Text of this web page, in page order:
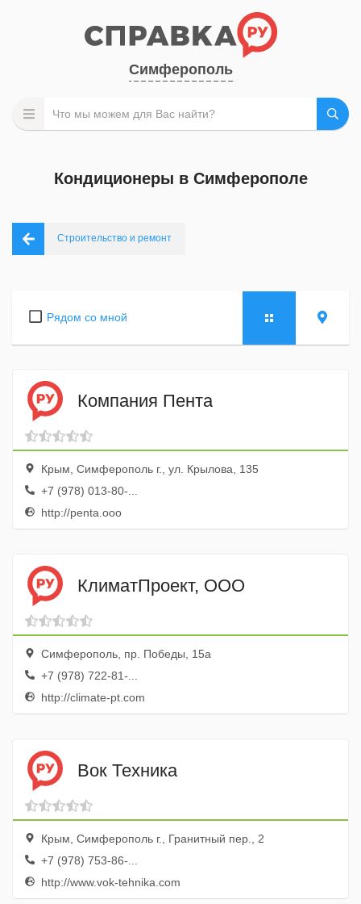
Симферополь
Кондиционеры в Симферополе
Строительство и ремонт
Рядом со мной
Компания Пента
Крым, Симферополь г., ул. Крылова, 135
+7 (978) 013-80-...
http://penta.ooo
КлиматПроект, ООО
Симферополь, пр. Победы, 15а
+7 (978) 722-81-...
http://climate-pt.com
Вок Техника
Крым, Симферополь г., Гранитный пер., 2
+7 (978) 753-86-...
http://www.vok-tehnika.com